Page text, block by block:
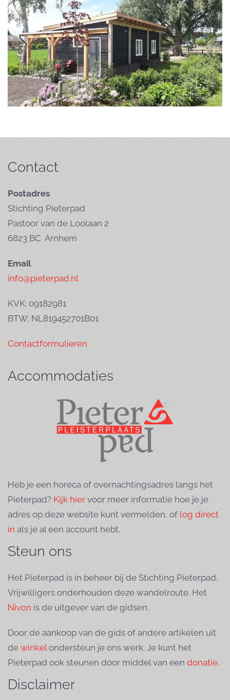
MEER INFO
Contact
Postadres
Stichting Pieterpad
Pastoor van de Loolaan 2
6823 BC Arnhem
Email
info@pieterpad.nl
KVK: 09182981
BTW: NL819452701B01
Contactformulieren
Accommodaties
Heb je een horeca of overnachtingsadres langs het
Pieterpad? Kijk hier voor meer informatie hoe je je
adres op deze website kunt vermelden, of log direct
in als je al een account hebt.
Steun ons
Het Pieterpad is in beheer bij de Stichting Pieterpad.
Vrijwilligers onderhouden deze wandelroute. Het
Nivon is de uitgever van de gidsen.
Door de aankoop van de gids of andere artikelen uit
de winkelondersteun je ons werk. Je kunt het
Pieterpad ook steunen door middel van een donatie.
Disclaimer